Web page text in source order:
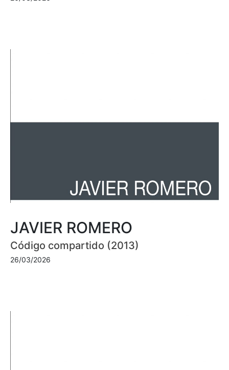
JAVIER ROMERO
Código compartido (2013)
26/03/2026